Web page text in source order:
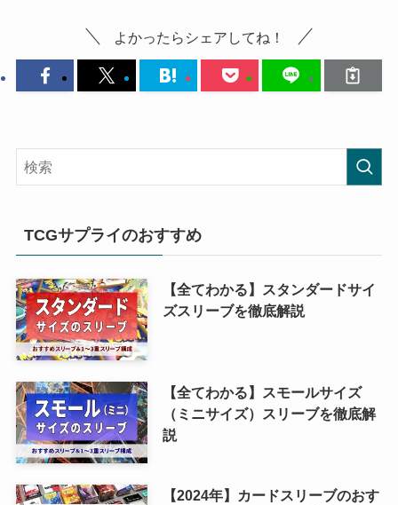
よかったらシェアしてね！
TCGサプライのおすすめ
【全てわかる】スタンダードサイ
ズスリーブを徹底解説
【全てわかる】スモールサイズ
（ミニサイズ）スリーブを徹底解
説
【2024年】カードスリーブのおす